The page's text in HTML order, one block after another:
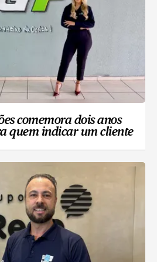
comemora dois anos
quem indicar um cliente